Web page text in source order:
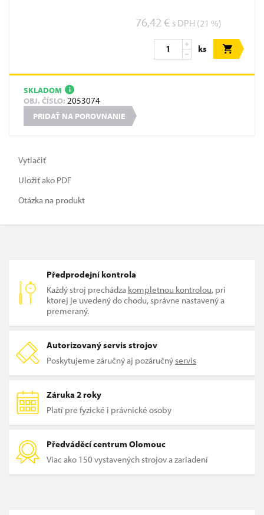
76,42 € s DPH (21 %)
ks
SKLADOM i
OBJ. ČÍSLO: 2053074
PRIDAŤ NA POROVNANIE
Vytlačiť
Uložiť ako PDF
Otázka na produkt
Předprodejní kontrola
Každý stroj prechádza kompletnou kontrolou, pri
ktorej je uvedený do chodu, správne nastavený a
premeraný.
Autorizovaný servis strojov
Poskytujeme záručný aj pozáručnýservis
Záruka 2 roky
Platí pre fyzické i právnické osoby
Předváděcí centrum Olomouc
Viac ako 150 vystavených strojov a zariadení